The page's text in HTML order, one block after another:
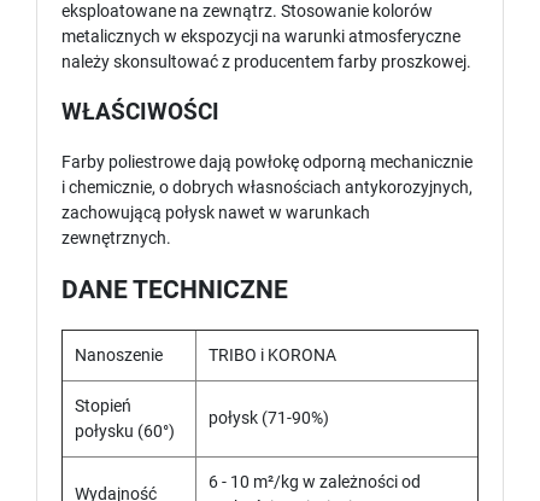
eksploatowane na zewnątrz. Stosowanie kolorów
metalicznych w ekspozycji na warunki atmosferyczne
należy skonsultować z producentem farby proszkowej.
WŁAŚCIWOŚCI
Farby poliestrowe dają powłokę odporną mechanicznie
i chemicznie, o dobrych własnościach antykorozyjnych,
zachowującą połysk nawet w warunkach
zewnętrznych.
DANE TECHNICZNE
Nanoszenie TRIBO i KORONA
Stopień
połysku (60°)
połysk (71-90%)
Wydajność
6 - 10 m²/kg w zależności od